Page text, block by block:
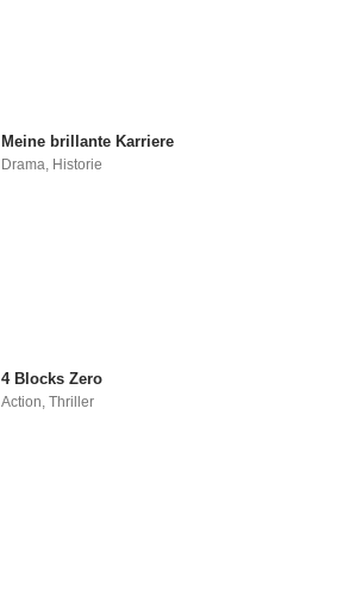
Meine brillante Karriere
Drama, Historie
4 Blocks Zero
Action ,Thriller